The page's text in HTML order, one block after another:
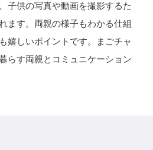
子供の写真や動画を撮影するた
ます。両親の様子もわかる仕組
嬉しいポイントです。まごチャ
らす両親とコミュニケーション